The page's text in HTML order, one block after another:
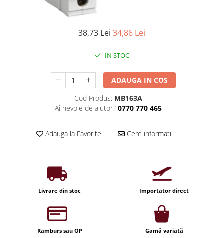
Iluminat arhitectural
Profil aluminiu
Becuri LED Smart
Becuri LED
Becuri LED cu filament
Uncategorized
Profil banda LED
Iluminat festiv
Priza exterior
38,73 Lei34,86 Lei
IN STOC
ADAUGA IN COS
Cod Produs: MB163A
Ai nevoie de ajutor? 0770 770 465
Adauga la Favorite Cere informatii
Livrare din stoc Importator direct
Ramburs sau OP Gamă variată